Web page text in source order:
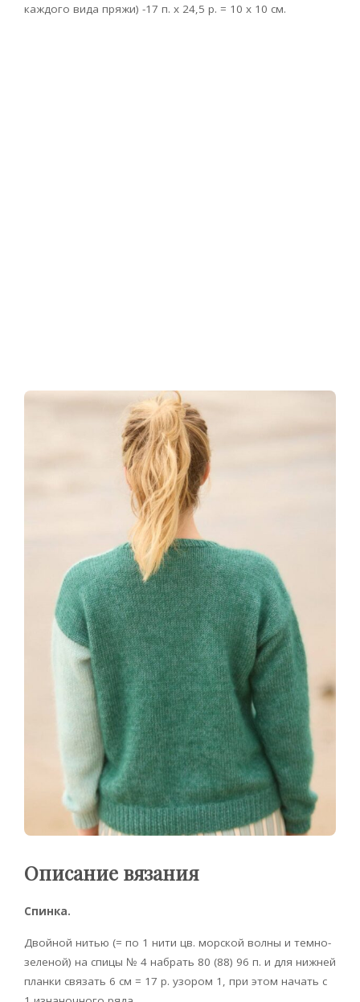
каждого вида пряжи) -17 п. х 24,5 р. = 10 х 10 см.
Описание вязания
Спинка.
Двойной нитью (= по 1 нити цв. морской волны и темно-
зеленой) на спицы № 4 набрать 80 (88) 96 п. и для нижней
планки связать 6 см = 17 р. узором 1, при этом начать с